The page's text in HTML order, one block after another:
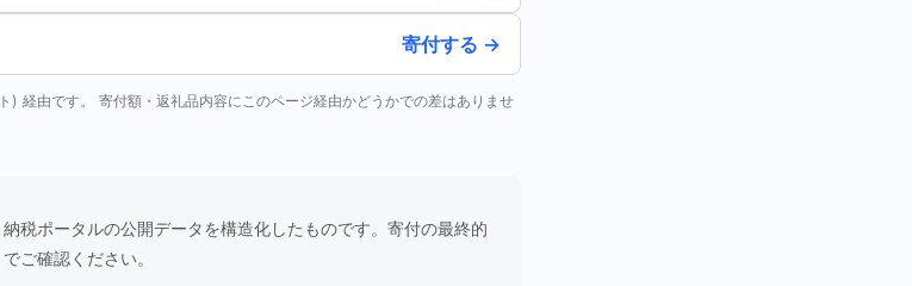
寄付する →
) 経由です。 寄付額・返礼品内容にこのページ経由かどうかでの差はありませ
税ポータルの公開データを構造化したものです。寄付の最終的
ご確認ください。